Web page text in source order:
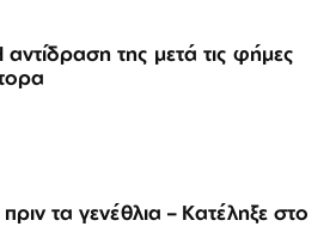
της μετά τις φήμες
τα γενέθλια – Κατέληξε στο